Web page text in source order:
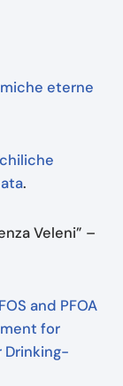
eterne
.
Veleni” –
and PFOA
for
Drinking-